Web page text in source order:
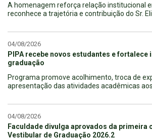
A homenagem reforça relação institucional
reconhece a trajetória e contribuição do Sr.
04/08/2026
PIPA recebe novos estudantes e fortalece
graduação
Programa promove acolhimento, troca de
apresentação das atividades acadêmicas
04/08/2026
Faculdade divulga aprovados da primeira
Vestibular de Graduação 2026.2